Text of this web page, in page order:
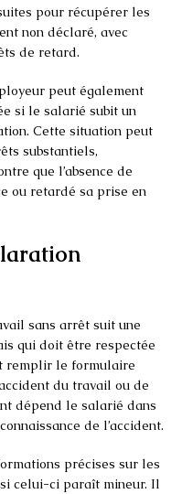
pour récupérer les
non déclaré, avec
de retard.
peut également
si le salarié subit un
Cette situation peut
substantiels,
que l’absence de
ou retardé sa prise en
sans arrêt suit une
qui doit être respectée
remplir le formulaire
du travail ou de
dépend le salarié dans
de l’accident.
précises sur les
celui-ci paraît mineur. Il